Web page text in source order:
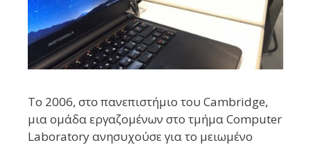
To 2006, στο πανεπιστήμιο του Cambridge,
μια ομάδα εργαζομένων στο τμήμα Computer
Laboratory ανησυχούσε για το μειωμένο